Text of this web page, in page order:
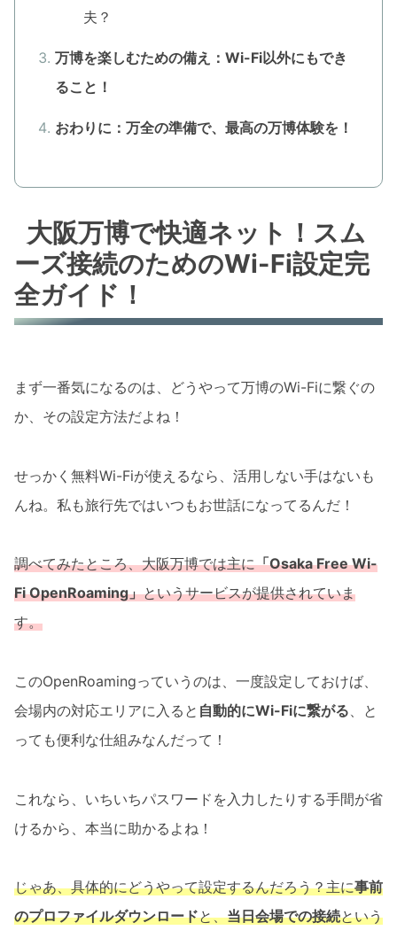
夫？
万博を楽しむための備え：Wi-Fi以外にもでき
ること！
おわりに：万全の準備で、最高の万博体験を！
大阪万博で快適ネット！スム
ーズ接続のためのWi-Fi設定完
全ガイド！
まず一番気になるのは、どうやって万博のWi-Fiに繋ぐの
か、その設定方法だよね！
せっかく無料Wi-Fiが使えるなら、活用しない手はないも
んね。私も旅行先ではいつもお世話になってるんだ！
調べてみたところ、大阪万博では主に「Osaka Free Wi-
Fi OpenRoaming」というサービスが提供されていま
す。
このOpenRoamingっていうのは、一度設定しておけば、
会場内の対応エリアに入ると 自動的にWi-Fiに繋がる、と
っても便利な仕組みなんだって！
これなら、いちいちパスワードを入力したりする手間が省
けるから、本当に助かるよね！
じゃあ、具体的にどうやって設定するんだろう？主に事前
のプロファイルダウンロードと、当日会場での接続という